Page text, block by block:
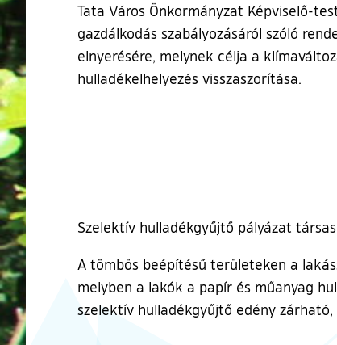
Tata Város Önkormányzat Képviselő-
gazdálkodás szabályozásáról szóló
elnyerésére, melynek célja a
hulladékelhelyezés visszaszorítása.
Szelektív hulladékgyűjtő pályázat
A tömbös beépítésű területeken a
melyben a lakók a papír és műanyag
szelektív hulladékgyűjtő edény